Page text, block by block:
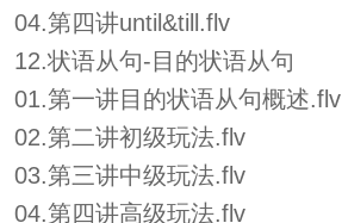
04.第四讲until&till.flv
12.状语从句-目的状语从句
01.第一讲目的状语从句概述.flv
02.第二讲初级玩法.flv
03.第三讲中级玩法.flv
04.第四讲高级玩法.flv